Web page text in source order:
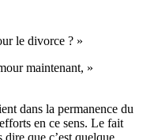
le divorce ? »
maintenant, »
dans la permanence du
en ce sens. Le fait
dire que c’est quelque